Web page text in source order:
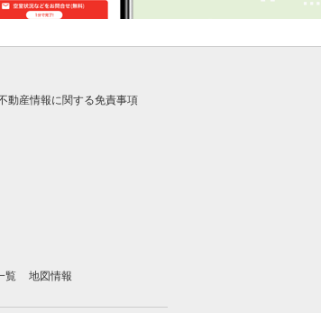
動産情報に関する免責事項
覧 地図情報